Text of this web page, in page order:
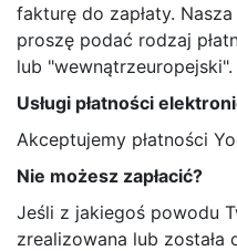
fakturę do zapłaty.
proszę podać rodzaj
lub "wewnątrzeuropejski".
Usługi płatności
Akceptujemy płatności
Nie możesz zapłacić?
Jeśli z jakiegoś powodu
zrealizowana lub została